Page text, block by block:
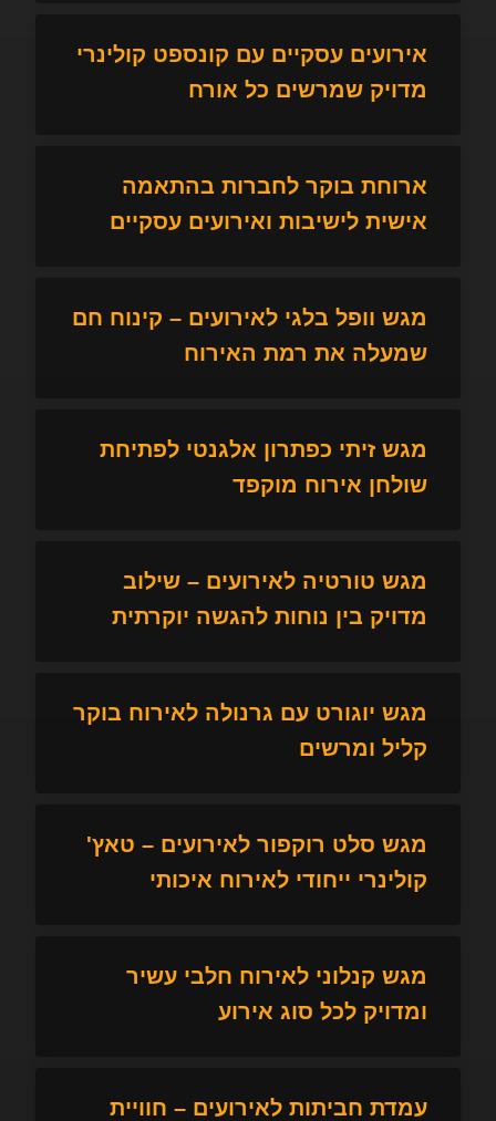
אירועים עסקיים עם קונספט קולינרי
מדויק שמרשים כל אורח
ארוחת בוקר לחברות בהתאמה
אישית לישיבות ואירועים עסקיים
מגש וופל בלגי לאירועים – קינוח חם
שמעלה את רמת האירוח
מגש זיתי כפתרון אלגנטי לפתיחת
שולחן אירוח מוקפד
מגש טורטיה לאירועים – שילוב
מדויק בין נוחות להגשה יוקרתית
מגש יוגורט עם גרנולה לאירוח בוקר
קליל ומרשים
מגש סלט רוקפור לאירועים – טאץ'
קולינרי ייחודי לאירוח איכותי
מגש קנלוני לאירוח חלבי עשיר
ומדויק לכל סוג אירוע
עמדת חביתות לאירועים – חוויית